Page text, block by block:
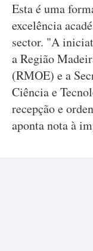
Esta é uma
excelência
sector. "A
a Região
(RMOE) e a
Ciência e
recepção e
aponta nota à